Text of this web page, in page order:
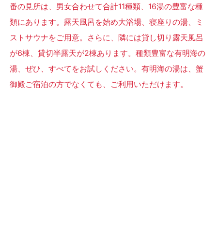
番の見所は、男女合わせて合計11種類、16湯の豊富な種
類にあります。露天風呂を始め大浴場、寝座りの湯、ミ
ストサウナをご用意。さらに、隣には貸し切り露天風呂
が6棟、貸切半露天が2棟あります。種類豊富な有明海の
湯、ぜひ、すべてをお試しください。有明海の湯は、蟹
御殿ご宿泊の方でなくても、ご利用いただけます。